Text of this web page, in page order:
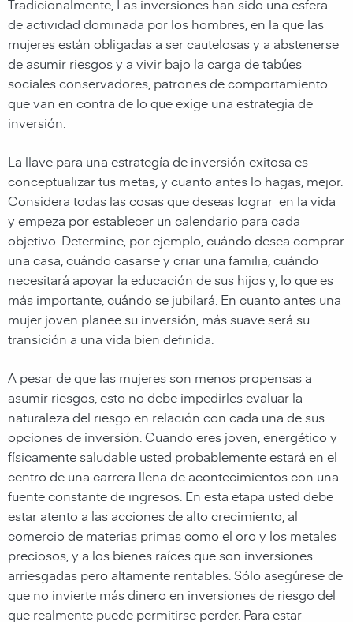
Tradicionalmente, Las inversiones han sido una esfera
de actividad dominada por los hombres, en la que las
mujeres están obligadas a ser cautelosas y a abstenerse
de asumir riesgos y a vivir bajo la carga de tabúes
sociales conservadores, patrones de comportamiento
que van en contra de lo que exige una estrategia de
inversión.
La llave para una estrategía de inversión exitosa es
conceptualizar tus metas, y cuanto antes lo hagas, mejor.
Considera todas las cosas que deseas lograr en la vida
y empeza por establecer un calendario para cada
objetivo. Determine, por ejemplo, cuándo desea comprar
una casa, cuándo casarse y criar una familia, cuándo
necesitará apoyar la educación de sus hijos y, lo que es
más importante, cuándo se jubilará. En cuanto antes una
mujer joven planee su inversión, más suave será su
transición a una vida bien definida.
A pesar de que las mujeres son menos propensas a
asumir riesgos, esto no debe impedirles evaluar la
naturaleza del riesgo en relación con cada una de sus
opciones de inversión. Cuando eres joven, energético y
físicamente saludable usted probablemente estará en el
centro de una carrera llena de acontecimientos con una
fuente constante de ingresos. En esta etapa usted debe
estar atento a las acciones de alto crecimiento, al
comercio de materias primas como el oro y los metales
preciosos, y a los bienes raíces que son inversiones
arriesgadas pero altamente rentables. Sólo asegúrese de
que no invierte más dinero en inversiones de riesgo del
que realmente puede permitirse perder. Para estar